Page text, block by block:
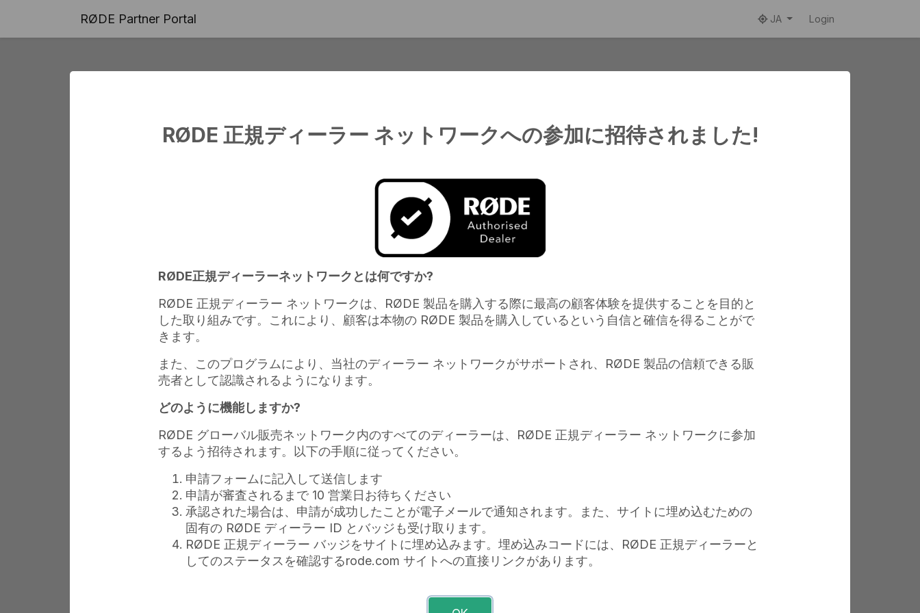
RØDE Partner Portal JA Login
RØDE Authorised Dealer Application Form
おめでとうございます。RØDE 正規ディーラー ネット
ワークへの参加に招待されました。
既存のディーラーとしてサインインする ディーラーになるために登録する
Step 2
Step 3
Step 4
RØDE 正規ディーラー ネットワークへの参加に招待されました!
RØDE正規ディーラーネットワークとは何ですか?
RØDE 正規ディーラー ネットワークは、RØDE 製品を購入する際に最高の顧客体験を提供することを目的と
した取り組みです。これにより、顧客は本物の RØDE 製品を購入しているという自信と確信を得ることがで
きます。
また、このプログラムにより、当社のディーラー ネットワークがサポートされ、RØDE 製品の信頼できる販
売者として認識されるようになります。
どのように機能しますか?
RØDE グローバル販売ネットワーク内のすべてのディーラーは、RØDE 正規ディーラー ネットワークに参加
するよう招待されます。以下の手順に従ってください。
申請フォームに記入して送信します
申請が審査されるまで 10 営業日お待ちください
承認された場合は、申請が成功したことが電子メールで通知されます。また、サイトに埋め込むための
固有の RØDE ディーラー ID とバッジも受け取ります。
RØDE 正規ディーラー バッジをサイトに埋め込みます。埋め込みコードには、RØDE 正規ディーラーと
してのステータスを確認するrode.com サイトへの直接リンクがあります。